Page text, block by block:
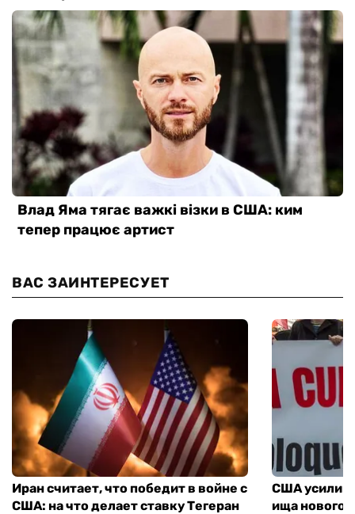
ВАС ЗАИНТЕРЕСУЕТ
Иран считает, что победит в войне с
США: на что делает ставку Тегеран
США
ища нового